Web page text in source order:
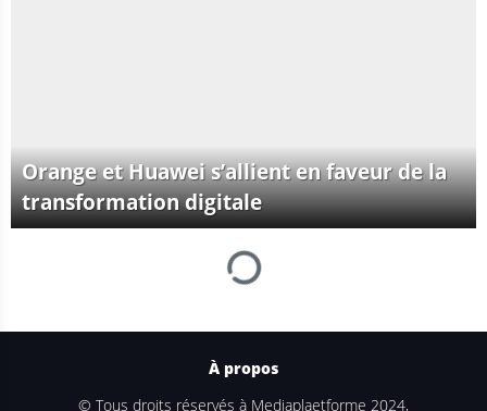
Orange et Huawei s’allient en faveur de la
transformation digitale
© Tous droits réservés à Mediaplaetforme 2024,
À propos